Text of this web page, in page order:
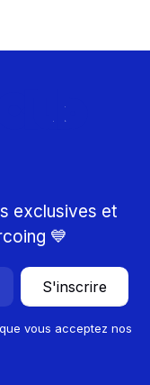
exclusives et
💙
S'inscrire
vous acceptez nos